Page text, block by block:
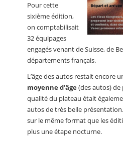
Pour cette
sixième édition,
on comptabilisait
32 équipages
engagés venant de Suisse, de
départements français.
L’âge des autos restait encore
moyenne d’âge(des autos) de
qualité du plateau était
autos de très belle
sur le même format que les
plus une étape nocturne.